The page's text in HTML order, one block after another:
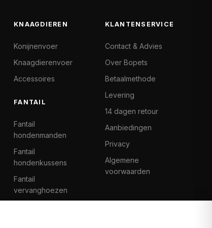
KNAAGDIEREN
Konijnenvoer
Knaagdierenvoer
Accessoires
FANTAIL
Fantail
hondenmanden
Fantail
hondenkussens
Fantail
vervanghoezen
KLANTENSERVICE
Contact & Advies
Over Bopets
Betaalmethode
Levering
14 dagen retour
Aanbiedingen
Privacy
Algemene
voorwaarden